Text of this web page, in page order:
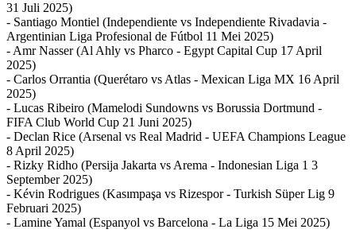
31 Juli 2025)
- Santiago Montiel (Independiente vs Independiente Rivadavia -
Argentinian Liga Profesional de Fútbol 11 Mei 2025)
- Amr Nasser (Al Ahly vs Pharco - Egypt Capital Cup 17 April
2025)
- Carlos Orrantia (Querétaro vs Atlas - Mexican Liga MX 16 April
2025)
- Lucas Ribeiro (Mamelodi Sundowns vs Borussia Dortmund -
FIFA Club World Cup 21 Juni 2025)
- Declan Rice (Arsenal vs Real Madrid - UEFA Champions League
8 April 2025)
- Rizky Ridho (Persija Jakarta vs Arema - Indonesian Liga 1 3
September 2025)
- Kévin Rodrigues (Kasımpaşa vs Rizespor - Turkish Süper Lig 9
Februari 2025)
- Lamine Yamal (Espanyol vs Barcelona - La Liga 15 Mei 2025)